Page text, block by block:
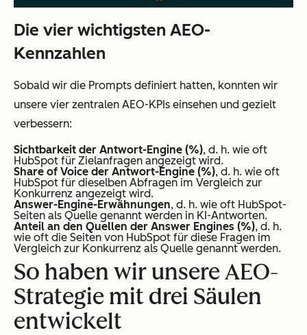
Die vier wichtigsten AEO-
Kennzahlen
Sobald wir die Prompts definiert hatten, konnten wir
unsere vier zentralen AEO-KPIs einsehen und gezielt
verbessern:
Sichtbarkeit der Antwort-Engine (%), d. h. wie oft
HubSpot für Zielanfragen angezeigt wird.
Share of Voice der Antwort-Engine (%), d. h. wie oft
HubSpot für dieselben Abfragen im Vergleich zur
Konkurrenz angezeigt wird.
Answer-Engine-Erwähnungen, d. h. wie oft HubSpot-
Seiten als Quelle genannt werden in KI-Antworten.
Anteil an den Quellen der Answer Engines (%), d. h.
wie oft die Seiten von HubSpot für diese Fragen im
Vergleich zur Konkurrenz als Quelle genannt werden.
So haben wir unsere AEO-
Strategie mit drei Säulen
entwickelt